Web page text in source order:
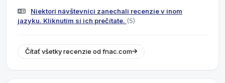
Niektorí návštevníci zanechali recenzie v inom
jazyku. Kliknutím si ich prečítate. (5)
Čítať všetky recenzie od fnac.com